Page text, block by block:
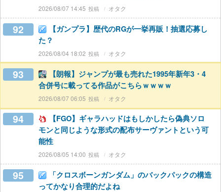
2026/08/07 14:45 オタク
92
【ガンプラ】歴代のRGが一挙再販！抽選応募し
た？
2026/08/04 18:02 オタク
93
【朗報】ジャンプが最も売れた1995年新年3・4
合併号に載ってる作品がこちらｗｗｗｗ
2026/08/07 06:05 オタク
94
【FGO】ギャラハッドはもしかしたら偽典ソロ
モンと同じような形式の配布サーヴァントという可
能性
2026/08/05 14:00 オタク
95
「クロスボーンガンダム」のバックパックの構造
ってかなり合理的だよね